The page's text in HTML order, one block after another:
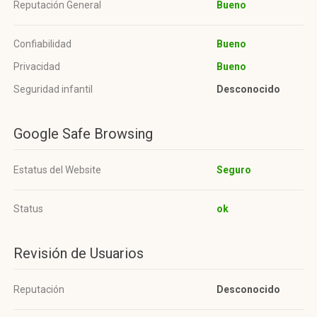
Reputación General Bueno
Confiabilidad
Bueno
Privacidad
Bueno
Seguridad infantil
Desconocido
Google Safe Browsing
Estatus del Website Seguro
Status ok
Revisión de Usuarios
Reputación Desconocido